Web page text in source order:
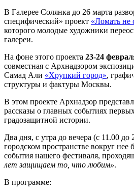
В Галерее Солянка до 26 марта
специфический» проект «Ломать не
которого молодые художники
галереи.
На фоне этого проекта 23-24
совместная с Архнадзором
Самад Али «Хрупкий город»,
структуры и фактуры Москвы.
В этом проекте Архнадзор
рассказы о главных событиях
градозащитной истории.
Два дня, с утра до вечера (с 11.00 до
городском пространстве вокруг нее
события нашего фестиваля,
лет защищаем то, что любим».
В программе: